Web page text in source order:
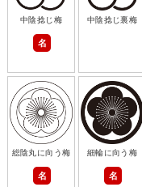
中陰捻じ梅
名
中陰捻じ裏梅
総陰丸に向う梅
名
細輪に向う梅
名